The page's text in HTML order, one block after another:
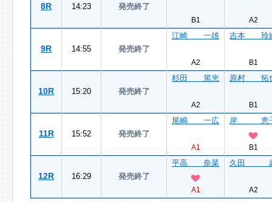
8R 14:23 発売終了
B1 A2
9R 14:55 発売終了
江崎 一雄
A2
吉本 玲
B1
10R 15:20 発売終了
杉田 篤光
A2
原村 拓
B1
11R 15:52 発売終了
尾嶋 一広
A1
岸 恵
B1
12R 16:29 発売終了
平高 奈菜
A1
久田
A2